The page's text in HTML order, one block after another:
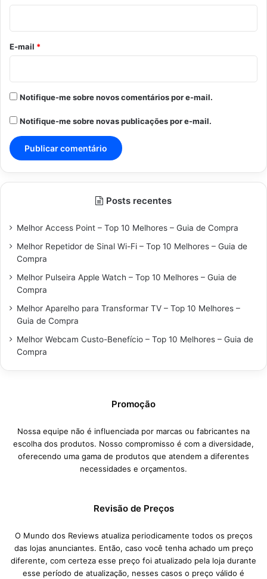
o
*
E-mail *
Notifique-me sobre novos comentários por e-mail.
Notifique-me sobre novas publicações por e-mail.
Posts recentes
Melhor Access Point – Top 10 Melhores – Guia de Compra
Melhor Repetidor de Sinal Wi-Fi – Top 10 Melhores – Guia de
Compra
Melhor Pulseira Apple Watch – Top 10 Melhores – Guia de
Compra
Melhor Aparelho para Transformar TV – Top 10 Melhores –
Guia de Compra
Melhor Webcam Custo-Benefício – Top 10 Melhores – Guia de
Compra
Promoção
Nossa equipe não é influenciada por marcas ou fabricantes na
escolha dos produtos. Nosso compromisso é com a diversidade,
oferecendo uma gama de produtos que atendem a diferentes
necessidades e orçamentos.
Revisão de Preços
O Mundo dos Reviews atualiza periodicamente todos os preços
das lojas anunciantes. Então, caso você tenha achado um preço
diferente, com certeza esse preço foi atualizado pela loja durante
esse período de atualização, nesses casos o preço válido é